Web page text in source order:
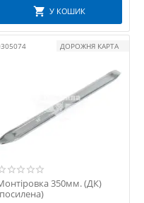
У КОШИК
ДОРОЖНЯ КАРТА
350мм. (ДК)